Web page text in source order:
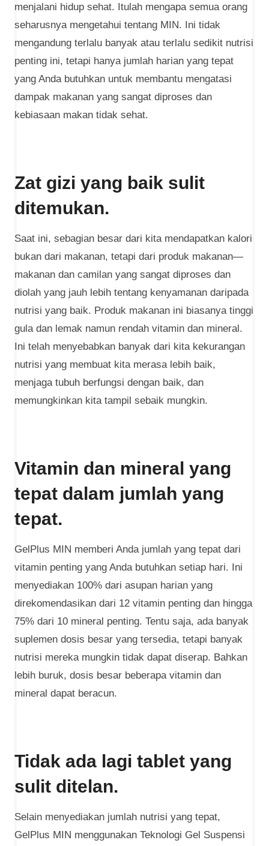
menjalani hidup sehat. Itulah mengapa semua orang
seharusnya mengetahui tentang MIN. Ini tidak
mengandung terlalu banyak atau terlalu sedikit nutrisi
penting ini, tetapi hanya jumlah harian yang tepat
yang Anda butuhkan untuk membantu mengatasi
dampak makanan yang sangat diproses dan
kebiasaan makan tidak sehat.
Zat gizi yang baik sulit
ditemukan.
Saat ini, sebagian besar dari kita mendapatkan kalori
bukan dari makanan, tetapi dari produk makanan—
makanan dan camilan yang sangat diproses dan
diolah yang jauh lebih tentang kenyamanan daripada
nutrisi yang baik. Produk makanan ini biasanya tinggi
gula dan lemak namun rendah vitamin dan mineral.
Ini telah menyebabkan banyak dari kita kekurangan
nutrisi yang membuat kita merasa lebih baik,
menjaga tubuh berfungsi dengan baik, dan
memungkinkan kita tampil sebaik mungkin.
Vitamin dan mineral yang
tepat dalam jumlah yang
tepat.
GelPlus MIN memberi Anda jumlah yang tepat dari
vitamin penting yang Anda butuhkan setiap hari. Ini
menyediakan 100% dari asupan harian yang
direkomendasikan dari 12 vitamin penting dan hingga
75% dari 10 mineral penting. Tentu saja, ada banyak
suplemen dosis besar yang tersedia, tetapi banyak
nutrisi mereka mungkin tidak dapat diserap. Bahkan
lebih buruk, dosis besar beberapa vitamin dan
mineral dapat beracun.
Tidak ada lagi tablet yang
sulit ditelan.
Selain menyediakan jumlah nutrisi yang tepat,
GelPlus MIN menggunakan Teknologi Gel Suspensi